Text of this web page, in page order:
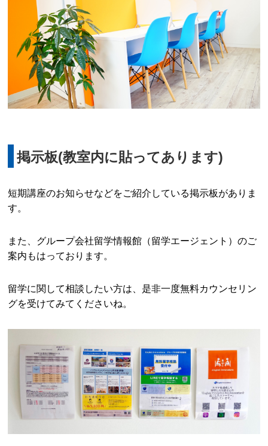
掲示板(教室内に貼ってあります)
短期講座のお知らせなどをご紹介している掲示板がありま
す。
また、グループ会社留学情報館（留学エージェント）のご
案内もはっております。
留学に関して相談したい方は、是非一度無料カウンセリン
グを受けてみてくださいね。